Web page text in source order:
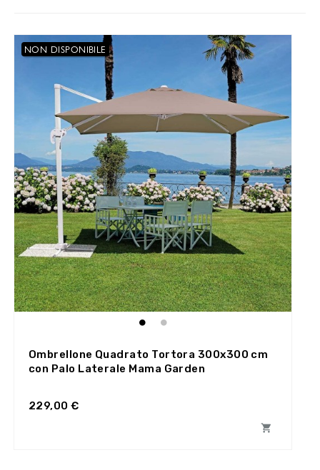
NON DISPONIBILE
Ombrellone Quadrato Tortora 300x300 cm
con Palo Laterale Mama Garden
229,00 €
